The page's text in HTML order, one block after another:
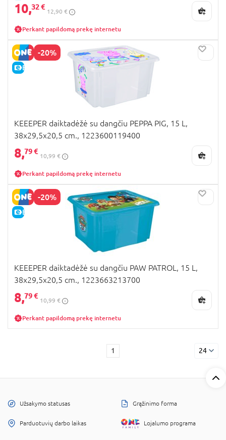
10,32 €
12,90 €
Perkant papildomą prekę internetu
-20%
E-KAINA
KEEEPER daiktadėžė su dangčiu PEPPA PIG, 15 L,
38x29,5x20,5 cm., 1223600119400
8,79 €
10,99 €
Perkant papildomą prekę internetu
-20%
E-KAINA
KEEEPER daiktadėžė su dangčiu PAW PATROL, 15 L,
38x29,5x20,5 cm., 1223663213700
8,79 €
10,99 €
Perkant papildomą prekę internetu
1 24
Užsakymo statusas Grąžinimo forma
Parduotuvių darbo laikas Lojalumo programa